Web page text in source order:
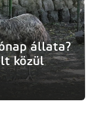
állata?
közül